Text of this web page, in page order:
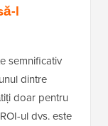
l
semnificativ
dintre
doar pentru
ul dvs. este